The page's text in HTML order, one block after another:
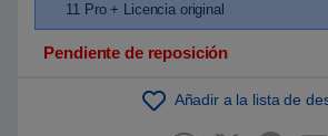
c
l
11 Pro + Licencia original
Pendiente de reposición
Añadir a la lista de